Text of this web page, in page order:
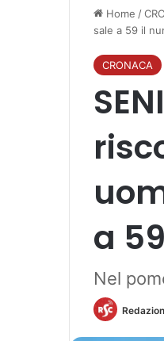
Home /
sale a 59 il
CRONACA
a
Nel